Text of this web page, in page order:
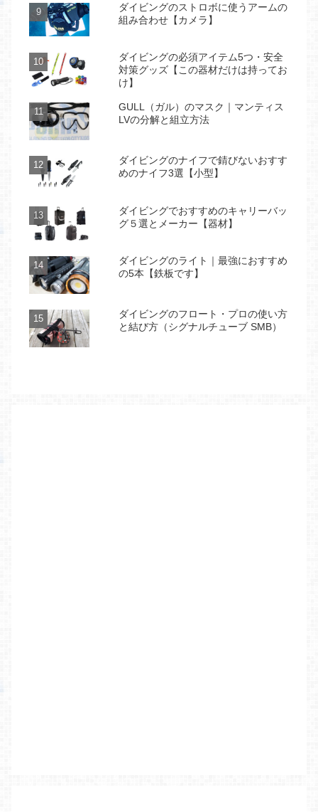
ダイビングのストロボに使うアームの
組み合わせ【カメラ】
ダイビングの必須アイテム5つ・安全
対策グッズ【この器材だけは持ってお
け】
GULL（ガル）のマスク｜マンティス
LVの分解と組立方法
ダイビングのナイフで錆びないおすす
めのナイフ3選【小型】
ダイビングでおすすめのキャリーバッ
グ５選とメーカー【器材】
ダイビングのライト｜最強におすすめ
の5本【鉄板です】
ダイビングのフロート・プロの使い方
と結び方（シグナルチューブ SMB）